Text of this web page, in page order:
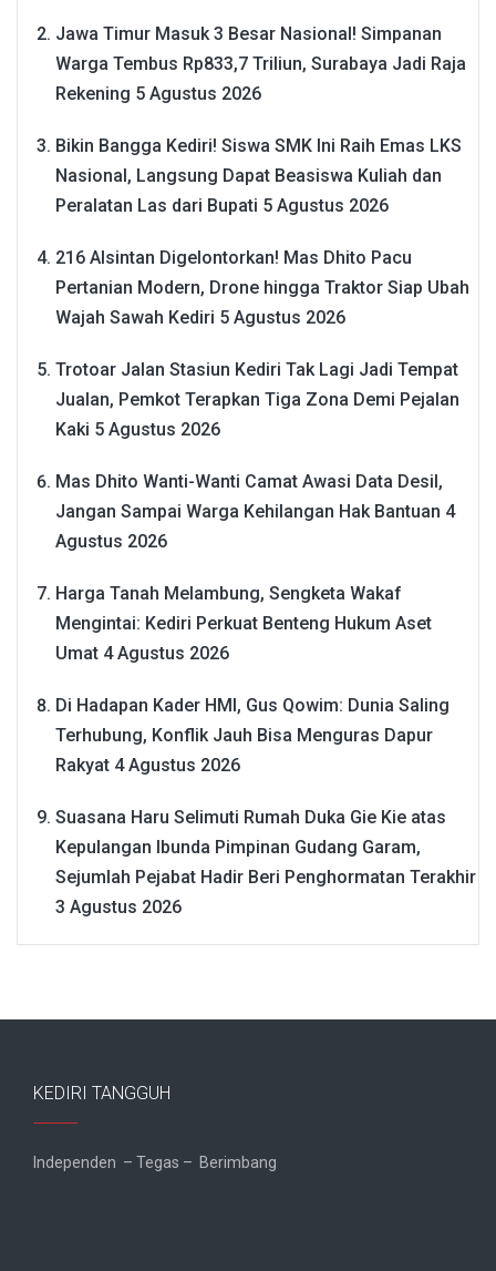
Jawa Timur Masuk 3 Besar Nasional! Simpanan
Warga Tembus Rp833,7 Triliun, Surabaya Jadi Raja
Rekening 5 Agustus 2026
Bikin Bangga Kediri! Siswa SMK Ini Raih Emas LKS
Nasional, Langsung Dapat Beasiswa Kuliah dan
Peralatan Las dari Bupati 5 Agustus 2026
216 Alsintan Digelontorkan! Mas Dhito Pacu
Pertanian Modern, Drone hingga Traktor Siap Ubah
Wajah Sawah Kediri 5 Agustus 2026
Trotoar Jalan Stasiun Kediri Tak Lagi Jadi Tempat
Jualan, Pemkot Terapkan Tiga Zona Demi Pejalan
Kaki 5 Agustus 2026
Mas Dhito Wanti-Wanti Camat Awasi Data Desil,
Jangan Sampai Warga Kehilangan Hak Bantuan 4
Agustus 2026
Harga Tanah Melambung, Sengketa Wakaf
Mengintai: Kediri Perkuat Benteng Hukum Aset
Umat 4 Agustus 2026
Di Hadapan Kader HMI, Gus Qowim: Dunia Saling
Terhubung, Konflik Jauh Bisa Menguras Dapur
Rakyat 4 Agustus 2026
Suasana Haru Selimuti Rumah Duka Gie Kie atas
Kepulangan Ibunda Pimpinan Gudang Garam,
Sejumlah Pejabat Hadir Beri Penghormatan Terakhir
3 Agustus 2026
KEDIRI TANGGUH
Independen – Tegas – Berimbang